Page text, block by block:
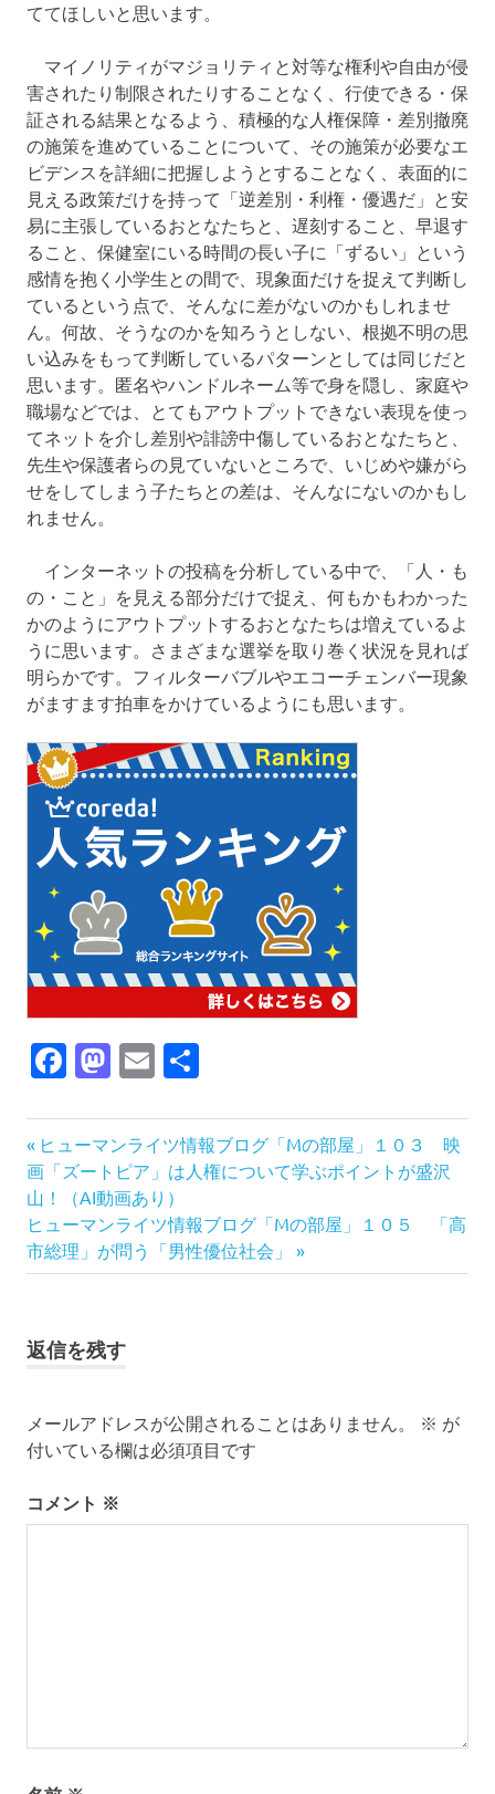
ててほしいと思います。
マイノリティがマジョリティと対等な権利や自由が侵
害されたり制限されたりすることなく、行使できる・保
証される結果となるよう、積極的な人権保障・差別撤廃
の施策を進めていることについて、その施策が必要なエ
ビデンスを詳細に把握しようとすることなく、表面的に
見える政策だけを持って「逆差別・利権・優遇だ」と安
易に主張しているおとなたちと、遅刻すること、早退す
ること、保健室にいる時間の長い子に「ずるい」という
感情を抱く小学生との間で、現象面だけを捉えて判断し
ているという点で、そんなに差がないのかもしれませ
ん。何故、そうなのかを知ろうとしない、根拠不明の思
い込みをもって判断しているパターンとしては同じだと
思います。匿名やハンドルネーム等で身を隠し、家庭や
職場などでは、とてもアウトプットできない表現を使っ
てネットを介し差別や誹謗中傷しているおとなたちと、
先生や保護者らの見ていないところで、いじめや嫌がら
せをしてしまう子たちとの差は、そんなにないのかもし
れません。
インターネットの投稿を分析している中で、「人・も
の・こと」を見える部分だけで捉え、何もかもわかった
かのようにアウトプットするおとなたちは増えているよ
うに思います。さまざまな選挙を取り巻く状況を見れば
明らかです。フィルターバブルやエコーチェンバー現象
がますます拍車をかけているようにも思います。
Facebook
Mastodon
Email
権
差
別
教
育
投
稿
ナ
ゲ
シ
ン
前
の
記
事:
ヒューマンライツ情報ブログ「Mの部屋」１０３ 映
画「ズートピア」は人権について学ぶポイントが盛沢
山！（AI動画あり）
次
の
記
ヒューマンライツ情報ブログ「Mの部屋」１０５ 「高
市総理」が問う「男性優位社会」
返信を残す
メールアドレスが公開されることはありません。 ※ が
付いている欄は必須項目です
コメント ※